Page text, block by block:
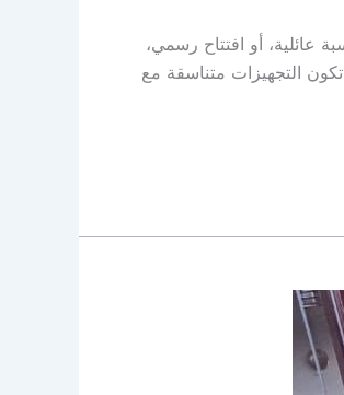
أو افتتاح رسمي،
التجهيزات متناسقة مع